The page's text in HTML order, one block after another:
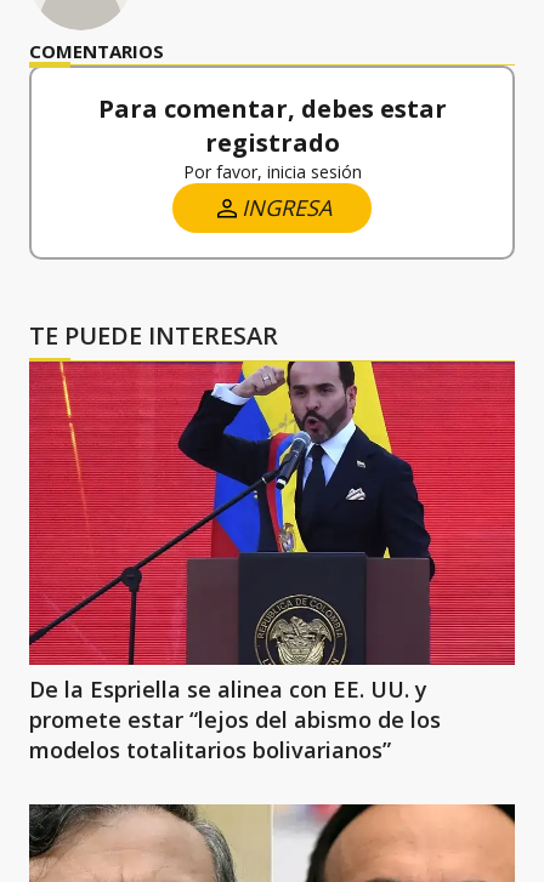
COMENTARIOS
Para comentar, debes estar
registrado
Por favor, inicia sesión
INGRESA
TE PUEDE INTERESAR
De la Espriella se alinea con EE. UU. y
promete estar “lejos del abismo de los
modelos totalitarios bolivarianos”